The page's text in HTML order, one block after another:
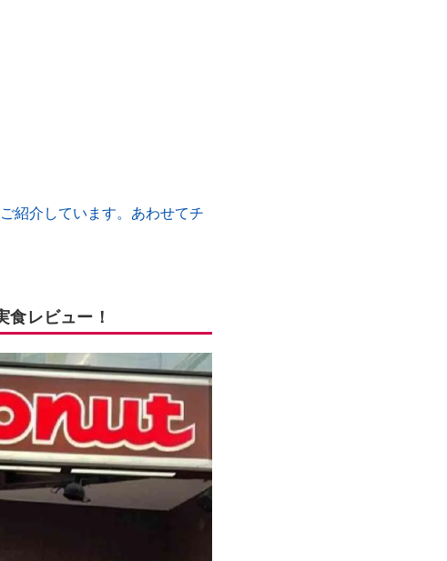
紹介しています。あわせてチ
食レビュー！